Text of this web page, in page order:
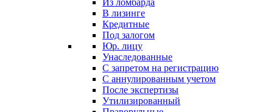
Из ломбарда
В лизинге
Кредитные
Под залогом
Юр. лицу
Унаследованные
С запретом на регистрацию
С аннулированным учетом
После экспертизы
Утилизированный